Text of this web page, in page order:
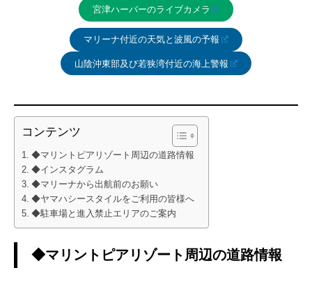
宮津ハーバーのライブカメラ
マリーナ付近の天気と波風の予報
山陰沖東部及び若狭湾付近の海上警報
コンテンツ
◆マリントピアリゾート周辺の道路情報
◆インスタグラム
◆マリーナから出航前のお願い
◆ヤマハシースタイルをご利用の皆様へ
◆駐車場と進入禁止エリアのご案内
◆マリントピアリゾート周辺の道路情報